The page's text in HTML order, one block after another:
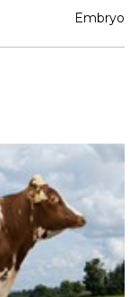
Embryo